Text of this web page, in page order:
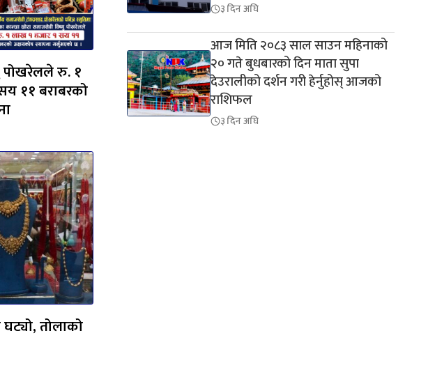
पोखरेलले रु. १
११ बराबरको
तोलाको
३ दिन अघि
आज मिति २०८३ साल साउन महिनाको
२० गते बुधबारको दिन माता सुपा
देउरालीको दर्शन गरी हेर्नुहोस् आजको
राशिफल
३ दिन अघि